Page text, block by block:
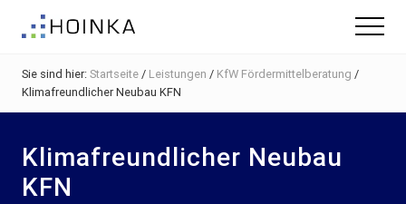
content
Hauptsidebar
Fußzeile
nachhaltig
Planen
Menu
Sie sind hier: Startseite / Leistungen / KfW Fördermittelberatung /
Klimafreundlicher Neubau KFN
Klimafreundlicher Neubau
KFN